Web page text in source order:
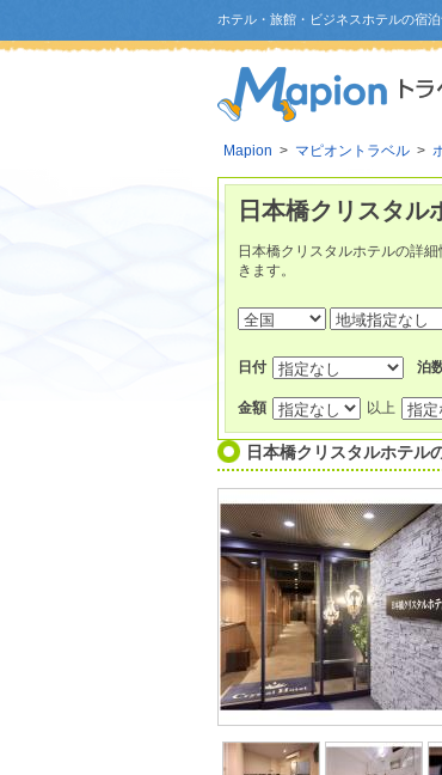
ホテル・旅館・ビジネスホテルの宿
Mapion > マピオントラベル >
日本橋クリスタル
日本橋クリスタルホテルの詳
きます。
日付 泊
金額 以上
日本橋クリスタルホテル